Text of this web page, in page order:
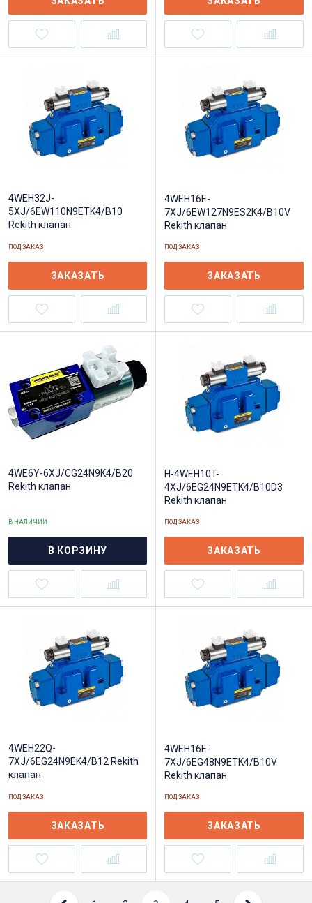
4WEH32J-
5XJ/6EW110N9ETK4/B10
Rekith клапан
ПОД ЗАКАЗ
ЗАКАЗАТЬ
4WEH16E-
7XJ/6EW127N9ES2K4/B10V
Rekith клапан
ПОД ЗАКАЗ
ЗАКАЗАТЬ
4WE6Y-6XJ/CG24N9K4/B20
Rekith клапан
В НАЛИЧИИ
В КОРЗИНУ
H-4WEH10T-
4XJ/6EG24N9ETK4/B10D3
Rekith клапан
ПОД ЗАКАЗ
ЗАКАЗАТЬ
4WEH22Q-
7XJ/6EG24N9EK4/B12 Rekith
клапан
ПОД ЗАКАЗ
ЗАКАЗАТЬ
4WEH16E-
7XJ/6EG48N9ETK4/B10V
Rekith клапан
ПОД ЗАКАЗ
ЗАКАЗАТЬ